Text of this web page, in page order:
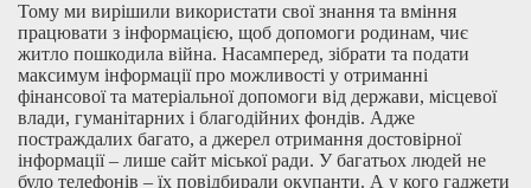
Тому ми вирішили використати свої знання та вміння
працювати з інформацією, щоб допомоги родинам, чиє
житло пошкодила війна. Насамперед, зібрати та подати
максимум інформації про можливості у отриманні
фінансової та матеріальної допомоги від держави, місцевої
влади, гуманітарних і благодійних фондів. Адже
постраждалих багато, а джерел отримання достовірної
інформації – лише сайт міської ради. У багатьох людей не
було телефонів – їх повідбирали окупанти. А у кого гаджети